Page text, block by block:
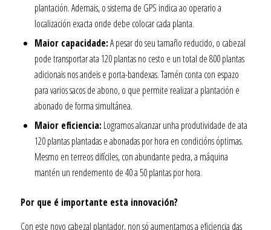
plantación. Ademais, o sistema de GPS indica ao operario a
localización exacta onde debe colocar cada planta.
Maior capacidade:A pesar do seu tamaño reducido, o cabezal
pode transportar ata 120 plantas no cesto e un total de 800 plantas
adicionais nos andeis e porta-bandexas. Tamén conta con espazo
para varios sacos de abono, o que permite realizar a plantación e
abonado de forma simultánea.
Maior eficiencia:Logramos alcanzar unha produtividade de ata
120 plantas plantadas e abonadas por hora en condicións óptimas.
Mesmo en terreos difíciles, con abundante pedra, a máquina
mantén un rendemento de 40 a 50 plantas por hora.
Por que é importante esta innovación?
Con este novo cabezal plantador, non só aumentamos a eficiencia das